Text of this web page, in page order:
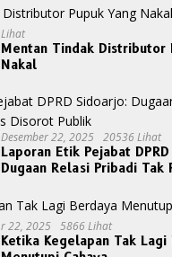
Lihat
Mentan Tindak Distributor
Nakal
Desember 22, 2025 20536 Lihat
Laporan Etik Pejabat
Dugaan Relasi Pribadi Tak
R 22, 2025 5866 Lihat
Ketika Kegelapan Tak Lagi